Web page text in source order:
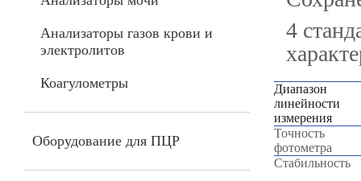
Анализаторы газов крови и
электролитов
Коагулометры
Оборудование для ПЦР
4
Диапазон
линейности
измерения
Точность
фотометра
Стабильность